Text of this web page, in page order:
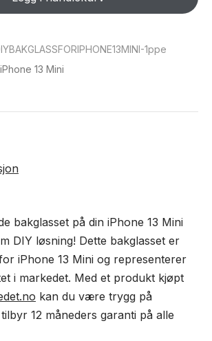
1ppe
iPhone 13 Mini
bakglasset på din iPhone 13 Mini
DIY løsning! Dette bakglasset er
iPhone 13 Mini og representerer
i markedet. Med et produkt kjøpt
kan du være trygg på
12 måneders garanti på alle